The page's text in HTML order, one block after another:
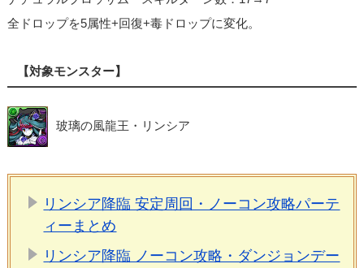
全ドロップを5属性+回復+毒ドロップに変化。
【対象モンスター】
玻璃の風龍王・リンシア
リンシア降臨 安定周回・ノーコン攻略パーテ
ィーまとめ
リンシア降臨 ノーコン攻略・ダンジョンデー